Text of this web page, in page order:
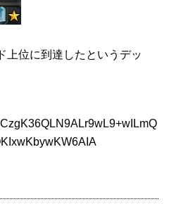
上位に到達したというデッ